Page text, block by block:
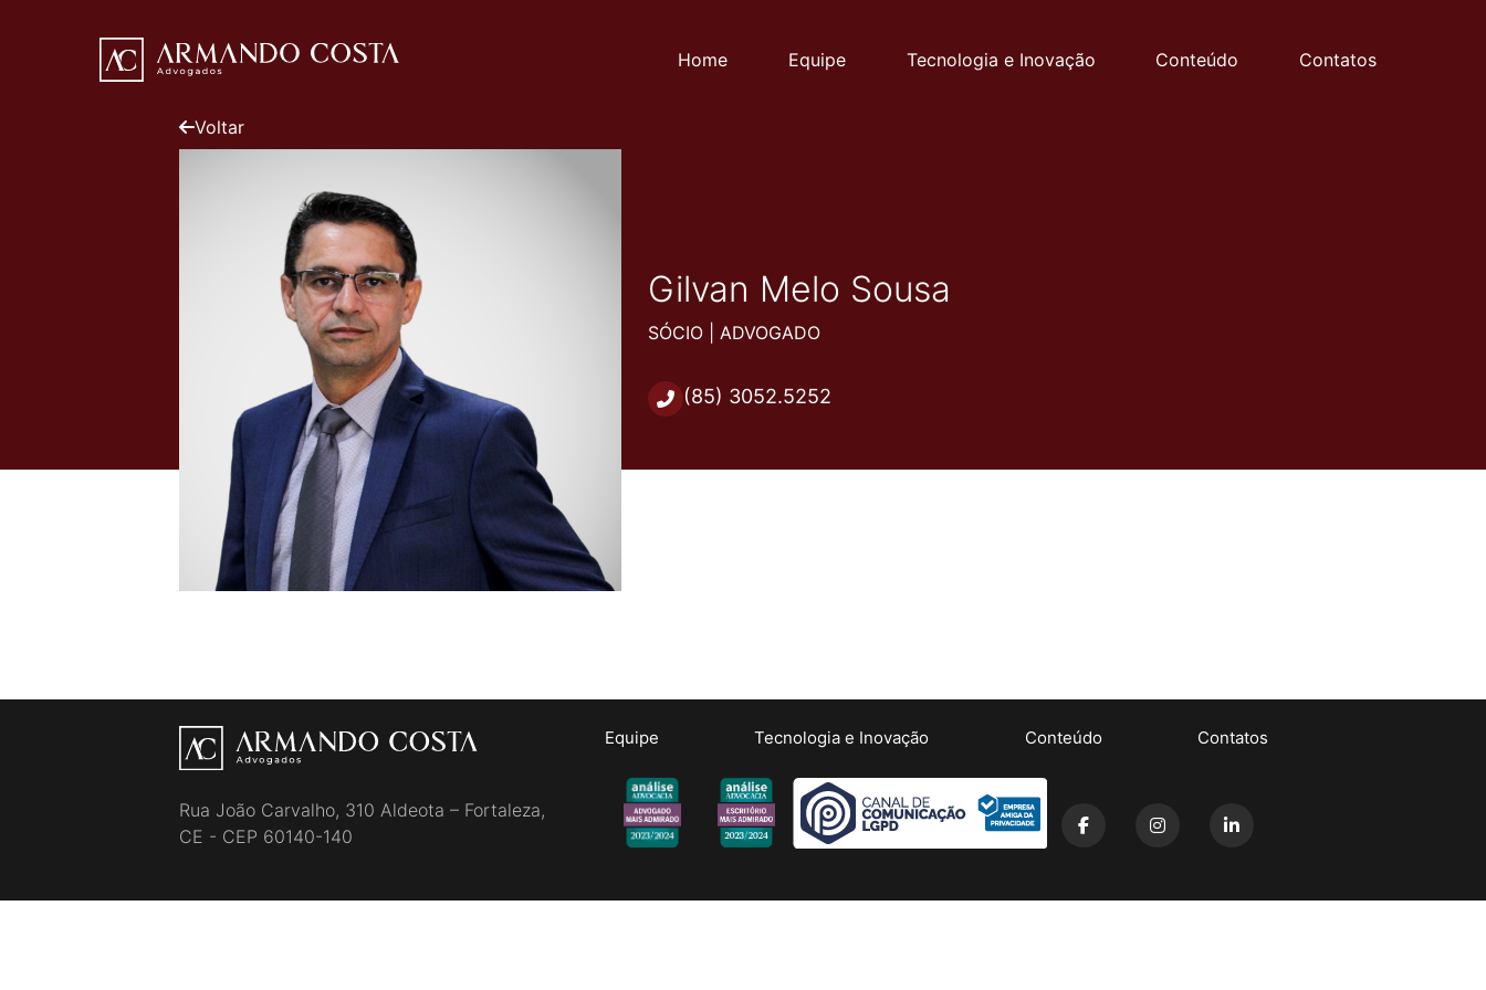
Home Equipe Tecnologia e Inovação Conteúdo Contatos
Voltar
Gilvan Melo Sousa
SÓCIO | ADVOGADO
(85) 3052.5252
Rua João Carvalho, 310 Aldeota – Fortaleza,
CE - CEP 60140-140
Equipe Tecnologia e Inovação Conteúdo Contatos